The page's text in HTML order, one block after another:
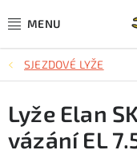
na
CYKLISTIKA
SJEZDOVÉ LYŽOVÁNÍ
SKIALPOVÉ LYŽOVÁNÍ
SJEZDOVÉ LYŽE
Lyže Elan
vázání EL